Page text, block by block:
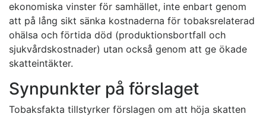
ekonomiska vinster för samhället, inte enbart genom
att på lång sikt sänka kostnaderna för tobaksrelaterad
ohälsa och förtida död (produktionsbortfall och
sjukvårdskostnader) utan också genom att ge ökade
skatteintäkter.
Synpunkter på förslaget
Tobaksfakta tillstyrker förslagen om att höja skatten